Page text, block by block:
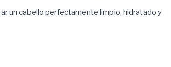
un cabello perfectamente limpio, hidratado y